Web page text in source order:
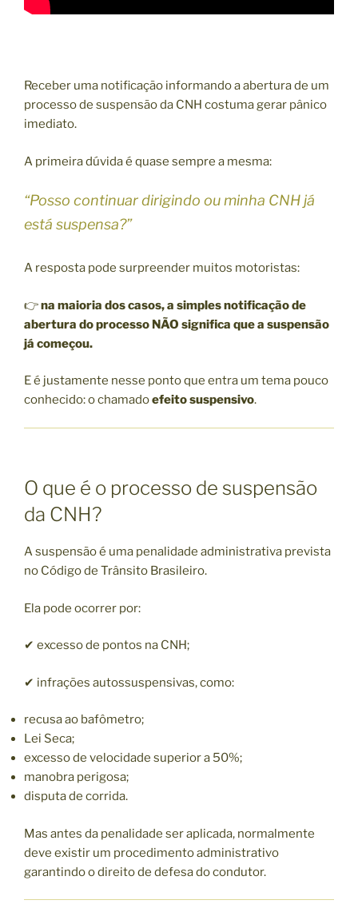
Receber uma notificação informando a abertura de um
processo de suspensão da CNH costuma gerar pânico
imediato.
A primeira dúvida é quase sempre a mesma:
“Posso continuar dirigindo ou minha CNH já
está suspensa?”
A resposta pode surpreender muitos motoristas:
👉na maioria dos casos, a simples notificação de
abertura do processo NÃO significa que a suspensão
já começou.
E é justamente nesse ponto que entra um tema pouco
conhecido: o chamadoefeito suspensivo.
O que é o processo de suspensão
da CNH?
A suspensão é uma penalidade administrativa prevista
no Código de Trânsito Brasileiro.
Ela pode ocorrer por:
✔ excesso de pontos na CNH;
✔ infrações autossuspensivas, como:
recusa ao bafômetro;
Lei Seca;
excesso de velocidade superior a 50%;
manobra perigosa;
disputa de corrida.
Mas antes da penalidade ser aplicada, normalmente
deve existir um procedimento administrativo
garantindo o direito de defesa do condutor.